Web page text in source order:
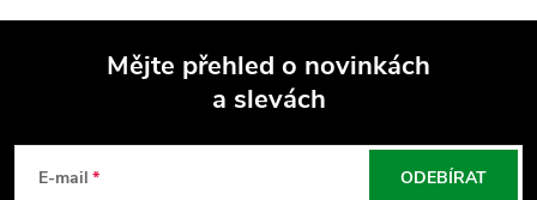
Mějte přehled o novinkách
a slevách
E-mail ODEBÍRAT